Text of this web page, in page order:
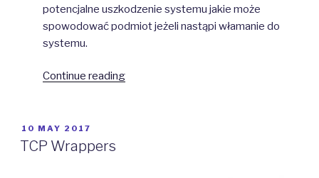
potencjalne uszkodzenie systemu jakie może
spowodować podmiot jeżeli nastąpi włamanie do
systemu.
Continue reading“SELinux”
POSTED
ON
10 MAY 2017
TCP Wrappers